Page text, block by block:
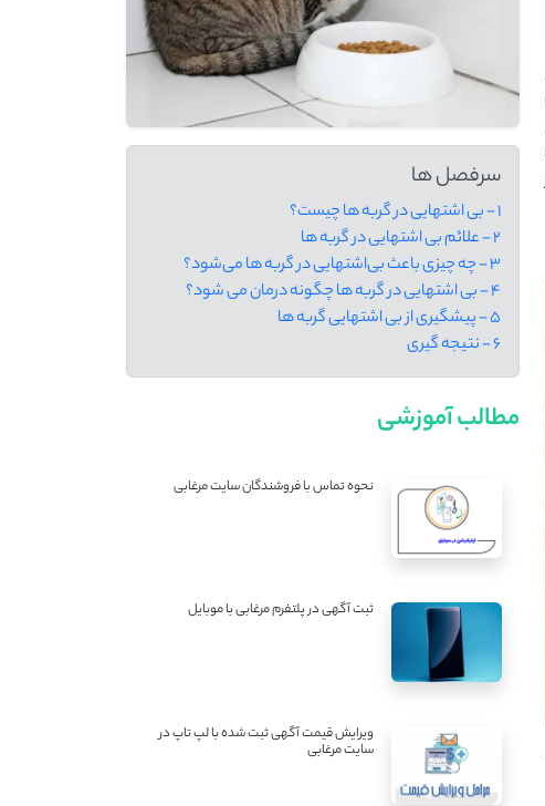
سرفصل ها
1 - بی ‌اشتهایی در گربه ‌ها چیست؟
2 - علائم بی ‌اشتهایی در گربه ‌ها
3 - چه چیزی باعث بی‌اشتهایی در گربه‌ ها می‌شود؟
4 - بی اشتهایی در گربه ها چگونه درمان می شود؟
5 - پیشگیری از بی اشتهایی گربه ها
6 - نتیجه گیری
مطالب آموزشی
نحوه تماس با فروشندگان سایت مرغابی
ثبت آگهی در پلتفرم مرغابی با موبایل
ویرایش قیمت آگهی ثبت شده با لپ تاپ در
سایت مرغابی